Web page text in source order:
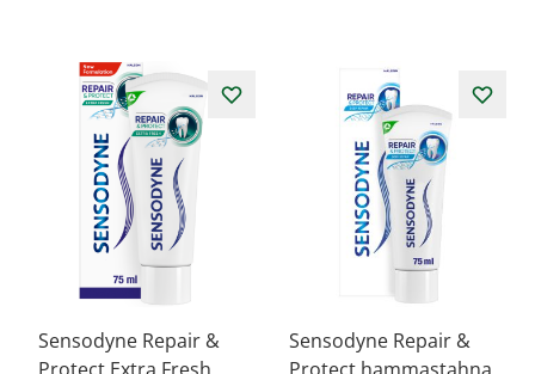
Sensodyne Repair &
Sensodyne Repair &